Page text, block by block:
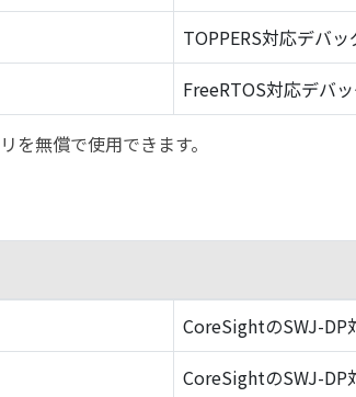
TOPPERS対応デバ
FreeRTOS対応デバ
無償で使用できます。
CoreSightのSWJ-DP
CoreSightのSWJ-DP